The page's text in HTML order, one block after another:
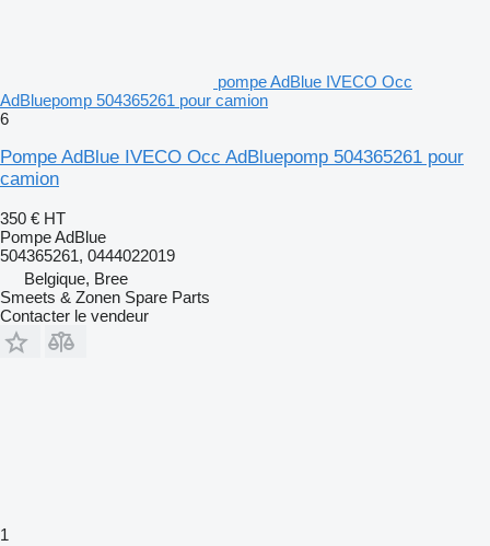
pompe AdBlue IVECO Occ
AdBluepomp 504365261 pour camion
6
Pompe AdBlue IVECO Occ AdBluepomp 504365261 pour
camion
350 € HT
Pompe AdBlue
504365261, 0444022019
Belgique, Bree
Smeets & Zonen Spare Parts
Contacter le vendeur
1